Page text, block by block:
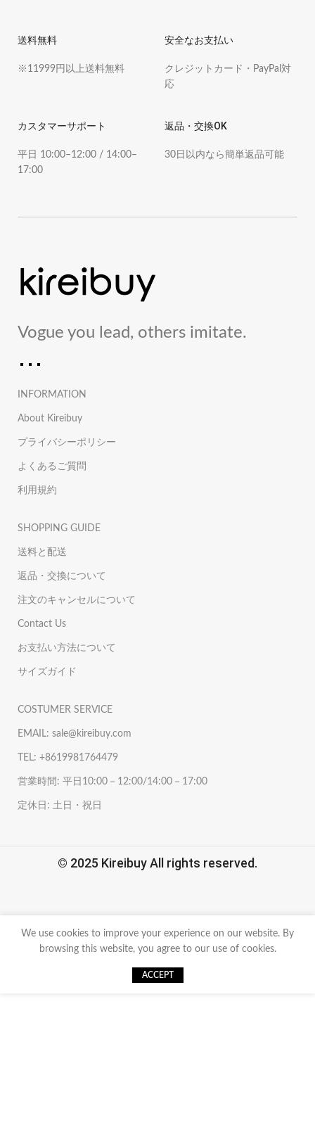
送料無料
※11999円以上送料無料
安全なお支払い
クレジットカード・PayPal対
応
カスタマーサポート
平日 10:00–12:00 / 14:00–
17:00
返品・交換OK
30日以内なら簡単返品可能
Vogue you lead, others imitate.
INFORMATION
About Kireibuy
プライバシーポリシー
よくあるご質問
利用規約
SHOPPING GUIDE
送料と配送
返品・交換について
注文のキャンセルについて
Contact Us
お支払い方法について
サイズガイド
COSTUMER SERVICE
EMAIL: sale@kireibuy.com
TEL: +8619981764479
営業時間: 平日10:00－12:00/14:00－17:00
定休日: 土日・祝日
© 2025 Kireibuy All rights reserved.
We use cookies to improve your experience on our website. By
browsing this website, you agree to our use of cookies.
ACCEPT